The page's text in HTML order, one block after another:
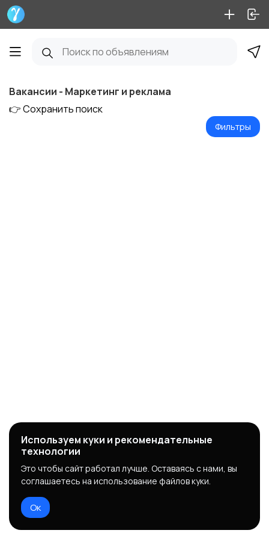
Вакансии - Маркетинг и реклама
👉 Сохранить поиск
Фильтры
Используем куки и рекомендательные
технологии
Это чтобы сайт работал лучше. Оставаясь с нами, вы
соглашаетесь на использование файлов куки.
Ок